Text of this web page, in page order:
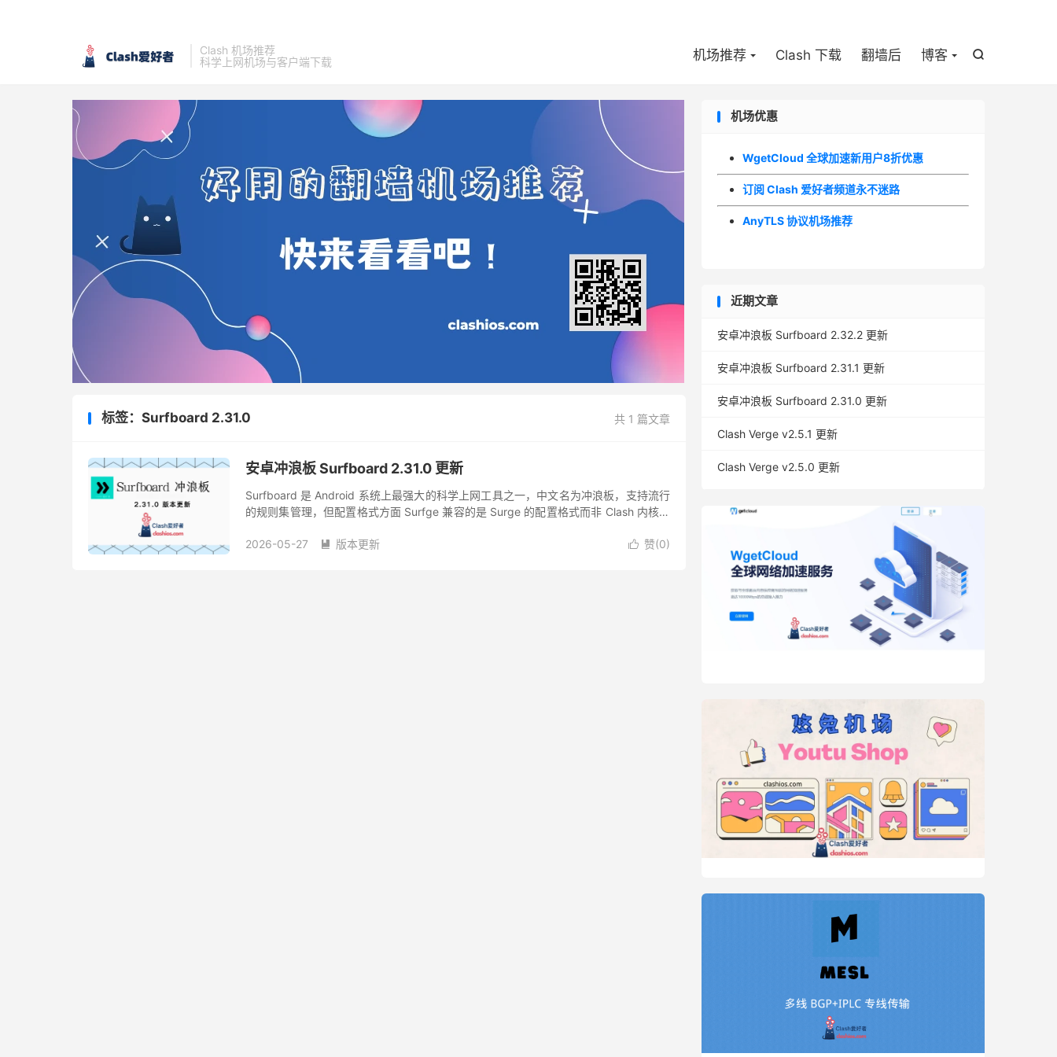
Clash 机场推荐
科学上网机场与客户端下载

机场推荐 Clash 下载 翻墙后 博客
共 1 篇文章
标签：Surfboard 2.31.0
安卓冲浪板 Surfboard 2.31.0 更新
Surfboard 是 Android 系统上最强大的科学上网工具之一，中文名为冲浪板，支持流行
的规则集管理，但配置格式方面 Surfge 兼容的是 Surge 的配置格式而非 Clash 内核，
 赞(0)
2026-05-27  版本更新
机场优惠
WgetCloud 全球加速新用户8折优惠
订阅 Clash 爱好者频道永不迷路
AnyTLS 协议机场推荐
近期文章
安卓冲浪板 Surfboard 2.32.2 更新
安卓冲浪板 Surfboard 2.31.1 更新
安卓冲浪板 Surfboard 2.31.0 更新
Clash Verge v2.5.1 更新
Clash Verge v2.5.0 更新